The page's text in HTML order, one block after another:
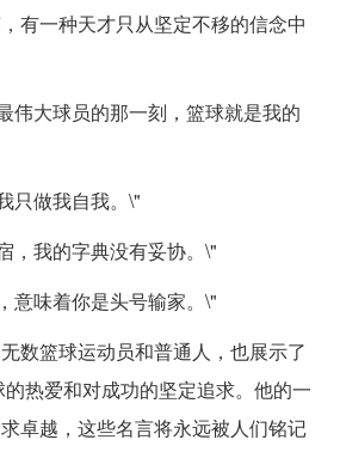
有一种天才只从坚定不移的信念中
伟大球员的那一刻，篮球就是我的
只做我自我。\"
，我的字典没有妥协。\"
意味着你是头号输家。\"
数篮球运动员和普通人，也展示了
的热爱和对成功的坚定追求。他的一
卓越，这些名言将永远被人们铭记